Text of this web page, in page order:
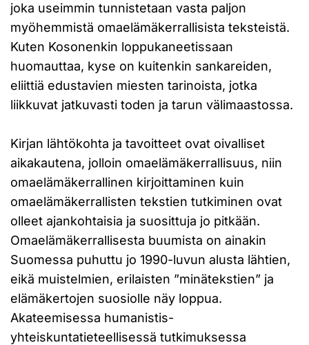
joka useimmin tunnistetaan vasta paljon
myöhemmistä omaelämäkerrallisista teksteistä.
Kuten Kosonenkin loppukaneetissaan
huomauttaa, kyse on kuitenkin sankareiden,
eliittiä edustavien miesten tarinoista, jotka
liikkuvat jatkuvasti toden ja tarun välimaastossa.
Kirjan lähtökohta ja tavoitteet ovat oivalliset
aikakautena, jolloin omaelämäkerrallisuus, niin
omaelämäkerrallinen kirjoittaminen kuin
omaelämäkerrallisten tekstien tutkiminen ovat
olleet ajankohtaisia ja suosittuja jo pitkään.
Omaelämäkerrallisesta buumista on ainakin
Suomessa puhuttu jo 1990-luvun alusta lähtien,
eikä muistelmien, erilaisten ”minätekstien” ja
elämäkertojen suosiolle näy loppua.
Akateemisessa humanistis-
yhteiskuntatieteellisessä tutkimuksessa